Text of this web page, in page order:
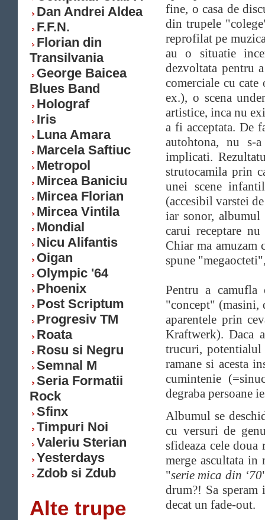
Dan Andrei Aldea
F.F.N.
Florian din
Transilvania
George Baicea
Blues Band
Holograf
Iris
Luna Amara
Marcela Saftiuc
Metropol
Mircea Baniciu
Mircea Florian
Mircea Vintila
Mondial
Nicu Alifantis
Oigan
Olympic '64
Phoenix
Post Scriptum
Progresiv TM
Roata
Rosu si Negru
Semnal M
Seria Formatii
Rock
Sfinx
Timpuri Noi
Valeriu Sterian
Yesterdays
Zdob si Zdub
Alte trupe
fine, o casa de
din trupele
reprofilat pe
au o situatie
dezvoltata pentru
comerciale cu
ex.), o scena
artistice, inca nu
a fi acceptata. De
autohtona, nu
implicati.
strutocamila prin
unei scene
(accesibil varstei
iar sonor,
carui receptare
Chiar ma
spune
Pentru a
"concept" (masini,
aparentele prin
Kraftwerk). Daca
trucuri, potentialul
ramane si acesta
cumintenie
degraba persoane
Albumul se
cu versuri de
sfideaza cele
merge ascultata
"serie mica din ‘70
drum?! Sa
decat un fade-out.